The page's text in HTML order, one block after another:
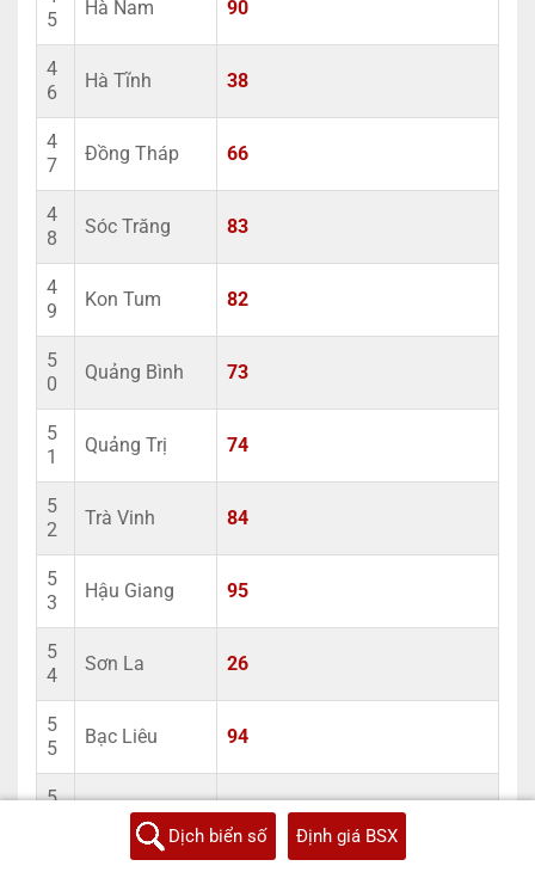
5
Hà Nam 90
4
6
Hà Tĩnh 38
4
7
Đồng Tháp 66
4
8
Sóc Trăng 83
4
9
Kon Tum 82
5
0
Quảng Bình 73
5
1
Quảng Trị 74
5
2
Trà Vinh 84
5
3
Hậu Giang 95
5
4
Sơn La 26
5
5
Bạc Liêu 94
5
Yên Bái 21
Dịch biển số Định giá BSX